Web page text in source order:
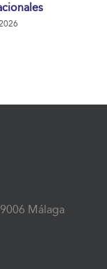
Málaga